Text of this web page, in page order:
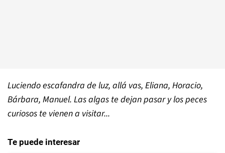
Luciendo escafandra de luz, allá vas, Eliana, Horacio,
Bárbara, Manuel. Las algas te dejan pasar y los peces
curiosos te vienen a visitar...
Te puede interesar